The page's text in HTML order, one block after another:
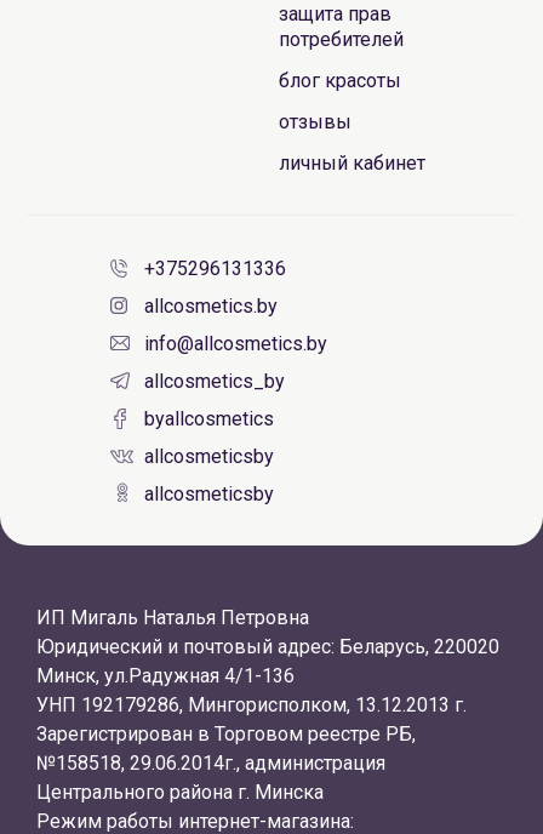
защита прав
потребителей
блог красоты
отзывы
личный кабинет
+375296131336
allcosmetics.by
info@allcosmetics.by
allcosmetics_by
byallcosmetics
allcosmeticsby
allcosmeticsby
ИП Мигаль Наталья Петровна
Юридический и почтовый адрес: Беларусь, 220020
Минск, ул.Радужная 4/1-136
УНП 192179286, Мингорисполком, 13.12.2013 г.
Зарегистрирован в Торговом реестре РБ,
№158518, 29.06.2014г., администрация
Центрального района г. Минска
Режим работы интернет-магазина: